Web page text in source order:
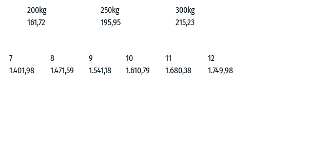
200kg 250kg
300kg
161,72 195,95 215,23
7 8 9 10 11
12
1.401,98 1.471,59 1.541,18 1.610,79 1.680,38 1.749,98